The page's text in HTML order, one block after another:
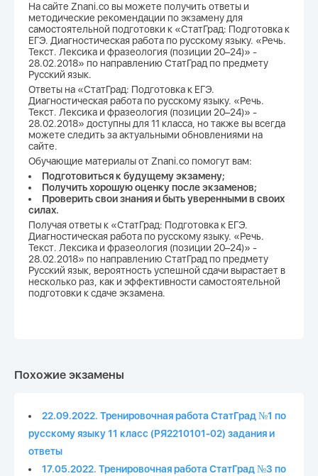
На сайте Znani.co вы можете получить ответы и
методические рекомендации по экзамену для
самостоятельной подготовки к «СтатГрад: Подготовка к
ЕГЭ. Диагностическая работа по русскому языку. «Речь.
Текст. Лексика и фразеология (позиции 20–24)» -
28.02.2018» по направлению СтатГрад по предмету
Русский язык.
Ответы на «СтатГрад: Подготовка к ЕГЭ.
Диагностическая работа по русскому языку. «Речь.
Текст. Лексика и фразеология (позиции 20–24)» -
28.02.2018» доступны для 11 класса, но также вы всегда
можете следить за актуальными обновлениями на
сайте.
Обучающие материалы от Znani.co помогут вам:
Подготовиться к будущему экзамену;
Получить хорошую оценку после экзаменов;
Проверить свои знания и быть уверенными в своих
силах.
Получая ответы к «СтатГрад: Подготовка к ЕГЭ.
Диагностическая работа по русскому языку. «Речь.
Текст. Лексика и фразеология (позиции 20–24)» -
28.02.2018» по направлению СтатГрад по предмету
Русский язык, вероятность успешной сдачи вырастает в
несколько раз, как и эффективности самостоятельной
подготовки к сдаче экзамена.
Похожие экзамены
22.09.2022. Тренировочная работа СтатГрад №1 по
русскому языку 11 класс (РЯ2210101-02) задания и
ответы
17.05.2022. Тренировочная работа СтатГрад №3 по